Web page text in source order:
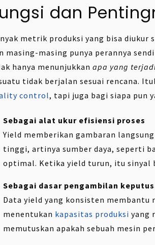
dan
metrik produksi yang bisa
masing-masing punya perannya
hanya menunjukkanapa yang
tidak berjalan sesuai rencana.
control, tapi juga bagi siapa pun
Sebagai alat ukur efisiensi proses
Yield memberikan gambaran
tinggi, artinya sumber daya, seperti
optimal. Ketika yield turun, itu sinyal
Sebagai dasar pengambilan
Data yield yang konsisten
menentukan kapasitas produksi yang
memutuskan apakah sebuah mesin